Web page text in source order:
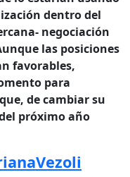
dentro del
negociación
las posiciones
favorables,
para
de cambiar su
próximo año